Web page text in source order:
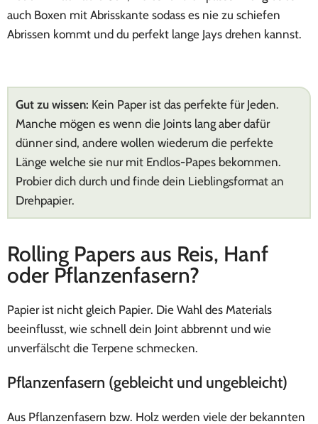
auch Boxen mit Abrisskante sodass es nie zu schiefen
Abrissen kommt und du perfekt lange Jays drehen kannst.
Gut zu wissen: Kein Paper ist das perfekte für Jeden.
Manche mögen es wenn die Joints lang aber dafür
dünner sind, andere wollen wiederum die perfekte
Länge welche sie nur mit Endlos-Papes bekommen.
Probier dich durch und finde dein Lieblingsformat an
Drehpapier.
Rolling Papers aus Reis, Hanf
oder Pflanzenfasern?
Papier ist nicht gleich Papier. Die Wahl des Materials
beeinflusst, wie schnell dein Joint abbrennt und wie
unverfälscht die Terpene schmecken.
Pflanzenfasern (gebleicht und ungebleicht)
Aus Pflanzenfasern bzw. Holz werden viele der bekannten